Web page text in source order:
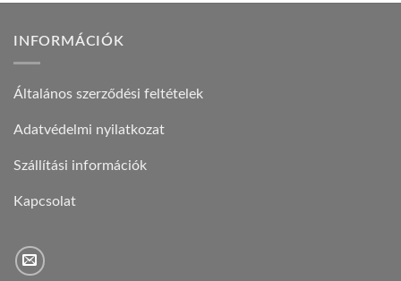
INFORMÁCIÓK
Általános szerződési feltételek
Adatvédelmi nyilatkozat
Szállítási információk
Kapcsolat